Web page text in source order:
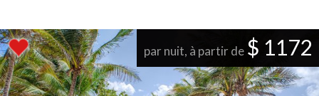
par nuit, à partir de $ 1172